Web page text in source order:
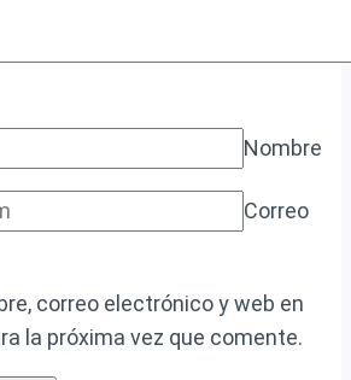
Nombre
Correo
correo electrónico y web en
la próxima vez que comente.